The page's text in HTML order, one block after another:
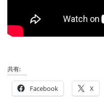
共有:
Facebook X